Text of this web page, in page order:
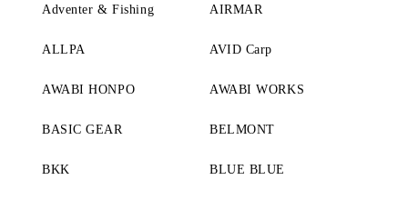
Adventer & Fishing AIRMAR
ALLPA AVID Carp
AWABI HONPO AWABI WORKS
BASIC GEAR BELMONT
BKK BLUE BLUE